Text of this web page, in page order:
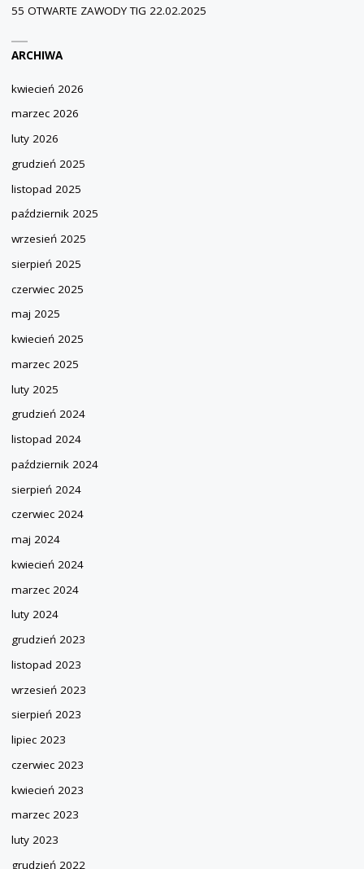
55 OTWARTE ZAWODY TIG 22.02.2025
ARCHIWA
kwiecień 2026
marzec 2026
luty 2026
grudzień 2025
listopad 2025
październik 2025
wrzesień 2025
sierpień 2025
czerwiec 2025
maj 2025
kwiecień 2025
marzec 2025
luty 2025
grudzień 2024
listopad 2024
październik 2024
sierpień 2024
czerwiec 2024
maj 2024
kwiecień 2024
marzec 2024
luty 2024
grudzień 2023
listopad 2023
wrzesień 2023
sierpień 2023
lipiec 2023
czerwiec 2023
kwiecień 2023
marzec 2023
luty 2023
grudzień 2022